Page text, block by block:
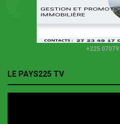
+225
LE PAYS225 TV